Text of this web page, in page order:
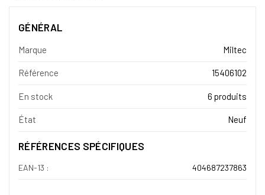
GÉNÉRAL
Marque Miltec
Référence 15406102
En stock 6 produits
État Neuf
RÉFÉRENCES SPÉCIFIQUES
EAN-13 : 404687237863